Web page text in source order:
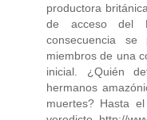
productora
de acceso del
consecuencia
miembros de una
inicial. ¿Quién
hermanos
muertes? Hasta